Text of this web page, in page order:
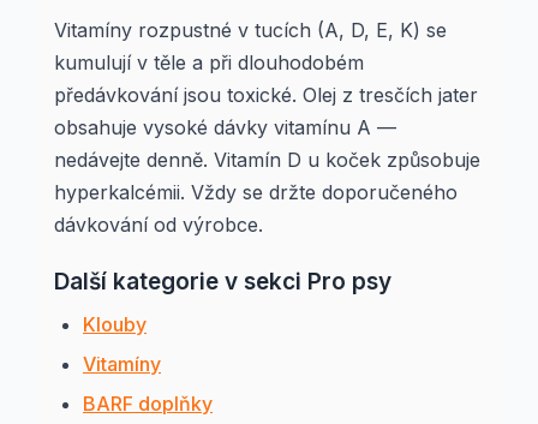
Vitamíny rozpustné v tucích (A, D, E, K) se
kumulují v těle a při dlouhodobém
předávkování jsou toxické. Olej z tresčích jater
obsahuje vysoké dávky vitamínu A —
nedávejte denně. Vitamín D u koček způsobuje
hyperkalcémii. Vždy se držte doporučeného
dávkování od výrobce.
Další kategorie v sekci Pro psy
Klouby
Vitamíny
BARF doplňky